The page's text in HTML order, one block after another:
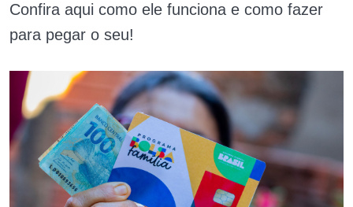
Confira aqui como ele funciona e como fazer
para pegar o seu!